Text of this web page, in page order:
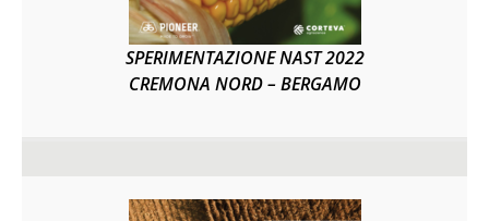
SPERIMENTAZIONE NAST 2022
CREMONA NORD – BERGAMO